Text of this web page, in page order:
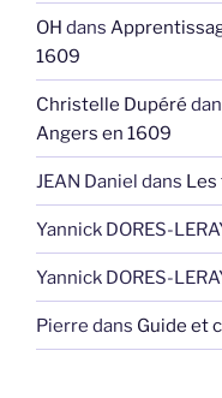
OH dans
1609
Christelle Dupéré
Angers en 1609
JEAN Daniel dans Les
Yannick DORES-
Yannick DORES-
Pierre dans Guide et